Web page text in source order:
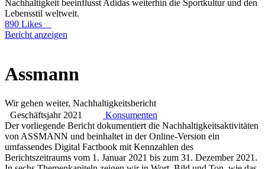
Nachhaltigkeit beeinflusst Adidas weiterhin die Sportkultur und den
Lebensstil weltweit.
890 Likes
Bericht anzeigen
Assmann
Wir gehen weiter, Nachhaltigkeitsbericht
Geschäftsjahr 2021
Konsumenten
Der vorliegende Bericht dokumentiert die Nachhaltigkeitsaktivitäten
von ASSMANN und beinhaltet in der Online-Version ein
umfassendes Digital Factbook mit Kennzahlen des
Berichtszeitraums vom 1. Januar 2021 bis zum 31. Dezember 2021.